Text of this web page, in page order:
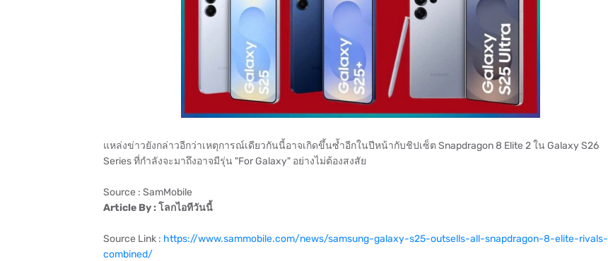
แหล่งข่าวยังกล่าวอีกว่าเหตุการณ์เดียวกันนี้อาจเกิดขึ้นซ้ำอีกในปีหน้ากับชิปเซ็ต Snapdragon 8 Elite 2 ใน Galaxy S26
Series ที่กำลังจะมาถึงอาจมีรุ่น "For Galaxy" อย่างไม่ต้องสงสัย
Source : SamMobile
Article By : โลกไอทีวันนี้
Source Link : https://www.sammobile.com/news/samsung-galaxy-s25-outsells-all-snapdragon-8-elite-rivals-
combined/